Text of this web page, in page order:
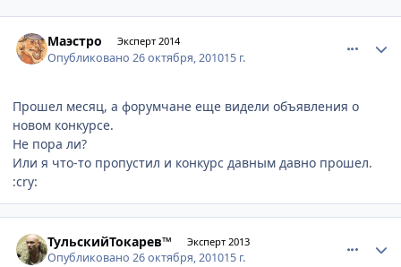
Маэстро Эксперт 2014
Опубликовано26 октября, 201015 г.
Прошел месяц, а форумчане еще видели объявления о
новом конкурсе.
Не пора ли?
Или я что-то пропустил и конкурс давным давно прошел.
:cry:
ТульскийТокарев™ Эксперт 2013
Опубликовано26 октября, 201015 г.